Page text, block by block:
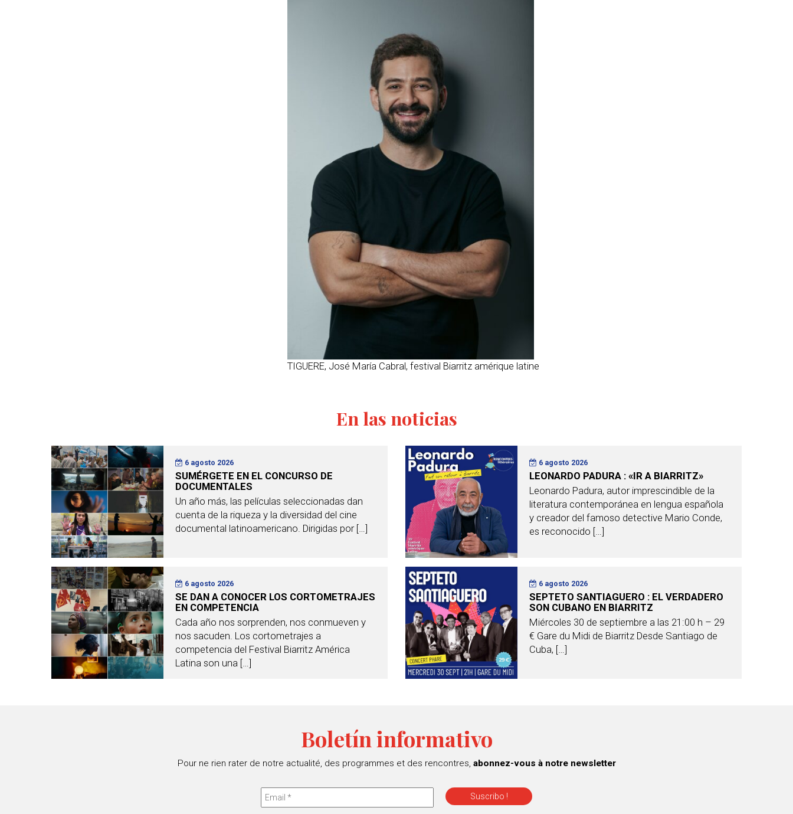
TIGUERE, José María Cabral, festival Biarritz amérique latine
En las noticias
6 agosto 2026
SUMÉRGETE EN EL CONCURSO DE
DOCUMENTALES
Un año más, las películas seleccionadas dan
cuenta de la riqueza y la diversidad del cine
documental latinoamericano. Dirigidas por […]
6 agosto 2026
LEONARDO PADURA : «IR A BIARRITZ»
Leonardo Padura, autor imprescindible de la
literatura contemporánea en lengua española
y creador del famoso detective Mario Conde,
es reconocido […]
6 agosto 2026
SE DAN A CONOCER LOS CORTOMETRAJES
EN COMPETENCIA
Cada año nos sorprenden, nos conmueven y
nos sacuden. Los cortometrajes a
competencia del Festival Biarritz América
Latina son una […]
6 agosto 2026
SEPTETO SANTIAGUERO : EL VERDADERO
SON CUBANO EN BIARRITZ
Miércoles 30 de septiembre a las 21:00 h – 29
€ Gare du Midi de Biarritz Desde Santiago de
Cuba, […]
Boletín informativo
Pour ne rien rater de notre actualité, des programmes et des rencontres, abonnez-vous à notre newsletter